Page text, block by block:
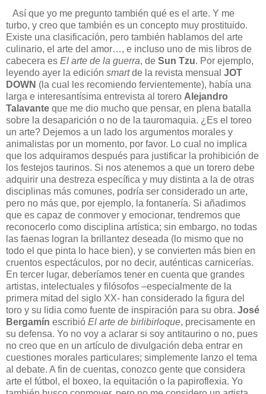
Así que yo me pregunto también qué es el arte. Y me
turbo, y creo que también es un concepto muy prostituido.
Existe una clasificación, pero también hablamos del arte
culinario, el arte del amor…, e incluso uno de mis libros de
cabecera es El arte de la guerra, de Sun Tzu. Por ejemplo,
leyendo ayer la edición smartde la revista mensual JOT
DOWN (la cual les recomiendo fervientemente), había una
larga e interesantísima entrevista al torero Alejandro
Talavante que me dio mucho que pensar, en plena batalla
sobre la desaparición o no de la tauromaquia. ¿Es el toreo
un arte? Dejemos a un lado los argumentos morales y
animalistas por un momento, por favor. Lo cual no implica
que los adquiramos después para justificar la prohibición de
los festejos taurinos. Si nos atenemos a que un torero debe
adquirir una destreza específica y muy distinta a la de otras
disciplinas más comunes, podría ser considerado un arte,
pero no más que, por ejemplo, la fontanería. Si añadimos
que es capaz de conmover y emocionar, tendremos que
reconocerlo como disciplina artística; sin embargo, no todas
las faenas logran la brillantez deseada (lo mismo que no
todo el que pinta lo hace bien), y se convierten más bien en
cruentos espectáculos, por no decir, auténticas carnicerías.
En tercer lugar, deberíamos tener en cuenta que grandes
artistas, intelectuales y filósofos –especialmente de la
primera mitad del siglo XX- han considerado la figura del
toro y su lidia como fuente de inspiración para su obra. José
Bergamín escribió El arte de birlibirloque, precisamente en
su defensa. Yo no voy a aclarar si soy antitaurino o no, pues
no creo que en un artículo de divulgación deba entrar en
cuestiones morales particulares; simplemente lanzo el tema
al debate. A fin de cuentas, conozco gente que considera
arte el fútbol, el boxeo, la equitación o la papiroflexia. Yo